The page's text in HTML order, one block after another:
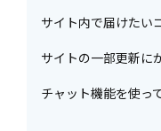
サイト内で届けたい
サイトの一部更新に
チャット機能を使っ